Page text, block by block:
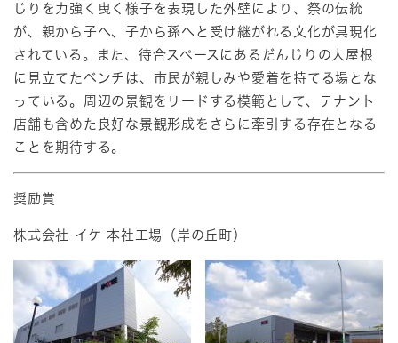
じりを力強く曳く様子を表現した外壁により、祭の伝統
が、親から子へ、子から孫へと受け継がれる文化が具現化
されている。また、待合スペースにあるだんじりの大屋根
に見立てたベンチは、市民が親しみや愛着を持てる場とな
っている。周辺の景観をリードする模範として、テナント
店舗も含めた良好な景観形成をさらに牽引する存在となる
ことを期待する。
奨励賞
株式会社 イケ 本社工場（岸の丘町）